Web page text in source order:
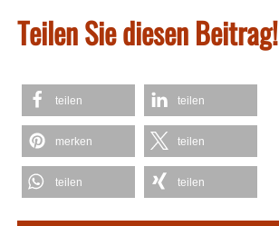
Teilen Sie diesen Beitrag!
teilen teilen
merken teilen
teilen teilen